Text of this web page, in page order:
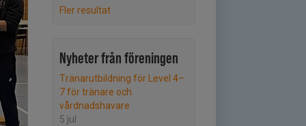
Fler resultat
Nyheter från föreningen
Tränarutbildning för Level 4–
7 för tränare och
vårdnadshavare
5 jul